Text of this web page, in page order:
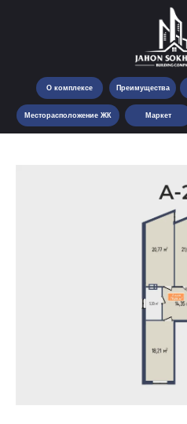
О комплексе Преимущества
Месторасположение ЖК Маркет